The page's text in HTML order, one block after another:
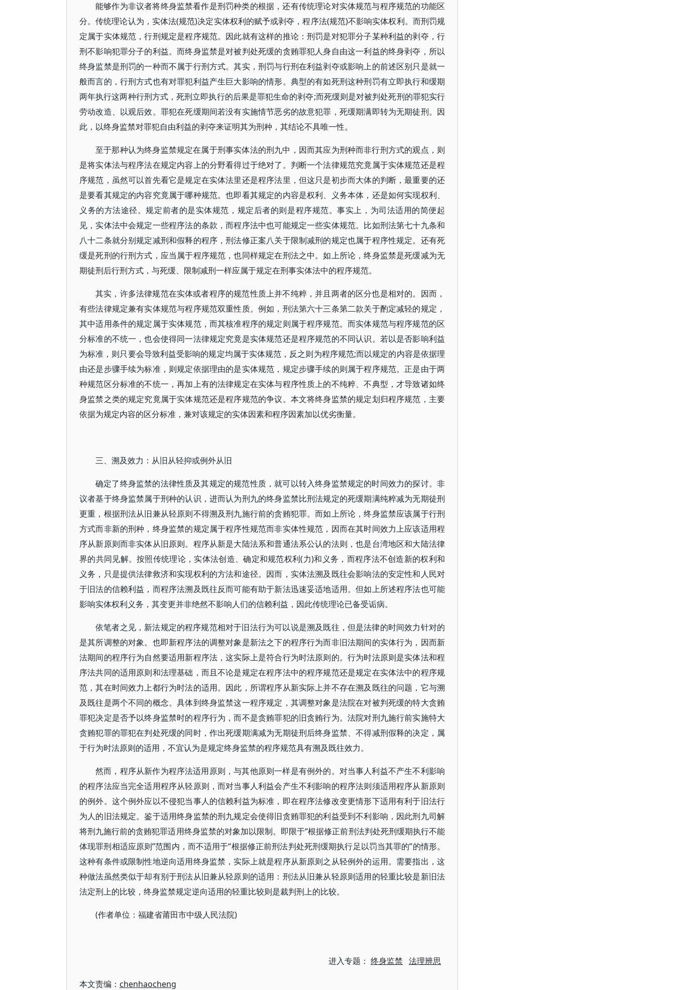
能够作为非议者将终身监禁看作是刑罚种类的根据，还有传统理论对实体规范与程序规范的功能区
分。传统理论认为，实体法(规范)决定实体权利的赋予或剥夺，程序法(规范)不影响实体权利。而刑罚规
定属于实体规范，行刑规定是程序规范。因此就有这样的推论：刑罚是对犯罪分子某种利益的剥夺，行
刑不影响犯罪分子的利益。而终身监禁是对被判处死缓的贪贿罪犯人身自由这一利益的终身剥夺，所以
终身监禁是刑罚的一种而不属于行刑方式。其实，刑罚与行刑在利益剥夺或影响上的前述区别只是就一
般而言的，行刑方式也有对罪犯利益产生巨大影响的情形。典型的有如死刑这种刑罚有立即执行和缓期
两年执行这两种行刑方式，死刑立即执行的后果是罪犯生命的剥夺;而死缓则是对被判处死刑的罪犯实行
劳动改造、以观后效。罪犯在死缓期间若没有实施情节恶劣的故意犯罪，死缓期满即转为无期徒刑。因
此，以终身监禁对罪犯自由利益的剥夺来证明其为刑种，其结论不具唯一性。
至于那种认为终身监禁规定在属于刑事实体法的刑九中，因而其应为刑种而非行刑方式的观点，则
是将实体法与程序法在规定内容上的分野看得过于绝对了。判断一个法律规范究竟属于实体规范还是程
序规范，虽然可以首先看它是规定在实体法里还是程序法里，但这只是初步而大体的判断，最重要的还
是要看其规定的内容究竟属于哪种规范。也即看其规定的内容是权利、义务本体，还是如何实现权利、
义务的方法途径。规定前者的是实体规范，规定后者的则是程序规范。事实上，为司法适用的简便起
见，实体法中会规定一些程序法的条款，而程序法中也可能规定一些实体规范。比如刑法第七十九条和
八十二条就分别规定减刑和假释的程序，刑法修正案八关于限制减刑的规定也属于程序性规定。还有死
缓是死刑的行刑方式，应当属于程序规范，也同样规定在刑法之中。如上所论，终身监禁是死缓减为无
期徒刑后行刑方式，与死缓、限制减刑一样应属于规定在刑事实体法中的程序规范。
其实，许多法律规范在实体或者程序的规范性质上并不纯粹，并且两者的区分也是相对的。因而，
有些法律规定兼有实体规范与程序规范双重性质。例如，刑法第六十三条第二款关于酌定减轻的规定，
其中适用条件的规定属于实体规范，而其核准程序的规定则属于程序规范。而实体规范与程序规范的区
分标准的不统一，也会使得同一法律规定究竟是实体规范还是程序规范的不同认识。若以是否影响利益
为标准，则只要会导致利益受影响的规定均属于实体规范，反之则为程序规范;而以规定的内容是依据理
由还是步骤手续为标准，则规定依据理由的是实体规范，规定步骤手续的则属于程序规范。正是由于两
种规范区分标准的不统一，再加上有的法律规定在实体与程序性质上的不纯粹、不典型，才导致诸如终
身监禁之类的规定究竟属于实体规范还是程序规范的争议。本文将终身监禁的规定划归程序规范，主要
依据为规定内容的区分标准，兼对该规定的实体因素和程序因素加以优劣衡量。
三、溯及效力：从旧从轻抑或例外从旧
确定了终身监禁的法律性质及其规定的规范性质，就可以转入终身监禁规定的时间效力的探讨。非
议者基于终身监禁属于刑种的认识，进而认为刑九的终身监禁比刑法规定的死缓期满纯粹减为无期徒刑
更重，根据刑法从旧兼从轻原则不得溯及刑九施行前的贪贿犯罪。而如上所论，终身监禁应该属于行刑
方式而非新的刑种，终身监禁的规定属于程序性规范而非实体性规范，因而在其时间效力上应该适用程
序从新原则而非实体从旧原则。程序从新是大陆法系和普通法系公认的法则，也是台湾地区和大陆法律
界的共同见解。按照传统理论，实体法创造、确定和规范权利(力)和义务，而程序法不创造新的权利和
义务，只是提供法律救济和实现权利的方法和途径。因而，实体法溯及既往会影响法的安定性和人民对
于旧法的信赖利益，而程序法溯及既往反而可能有助于新法迅速妥适地适用。但如上所述程序法也可能
影响实体权利义务，其变更并非绝然不影响人们的信赖利益，因此传统理论已备受诟病。
依笔者之见，新法规定的程序规范相对于旧法行为可以说是溯及既往，但是法律的时间效力针对的
是其所调整的对象。也即新程序法的调整对象是新法之下的程序行为而非旧法期间的实体行为，因而新
法期间的程序行为自然要适用新程序法，这实际上是符合行为时法原则的。行为时法原则是实体法和程
序法共同的适用原则和法理基础，而且不论是规定在程序法中的程序规范还是规定在实体法中的程序规
范，其在时间效力上都行为时法的适用。因此，所谓程序从新实际上并不存在溯及既往的问题，它与溯
及既往是两个不同的概念。具体到终身监禁这一程序规定，其调整对象是法院在对被判死缓的特大贪贿
罪犯决定是否予以终身监禁时的程序行为，而不是贪贿罪犯的旧贪贿行为。法院对刑九施行前实施特大
贪贿犯罪的罪犯在判处死缓的同时，作出死缓期满减为无期徒刑后终身监禁、不得减刑假释的决定，属
于行为时法原则的适用，不宜认为是规定终身监禁的程序规范具有溯及既往效力。
然而，程序从新作为程序法适用原则，与其他原则一样是有例外的。对当事人利益不产生不利影响
的程序法应当完全适用程序从轻原则，而对当事人利益会产生不利影响的程序法则须适用程序从新原则
的例外。这个例外应以不侵犯当事人的信赖利益为标准，即在程序法修改变更情形下适用有利于旧法行
为人的旧法规定。鉴于适用终身监禁的刑九规定会使得旧贪贿罪犯的利益受到不利影响，因此刑九司解
将刑九施行前的贪贿犯罪适用终身监禁的对象加以限制。即限于“根据修正前刑法判处死刑缓期执行不能
体现罪刑相适应原则”范围内，而不适用于“根据修正前刑法判处死刑缓期执行足以罚当其罪的”的情形。
这种有条件或限制性地逆向适用终身监禁，实际上就是程序从新原则之从轻例外的运用。需要指出，这
种做法虽然类似于却有别于刑法从旧兼从轻原则的适用：刑法从旧兼从轻原则适用的轻重比较是新旧法
法定刑上的比较，终身监禁规定逆向适用的轻重比较则是裁判刑上的比较。
(作者单位：福建省莆田市中级人民法院)
进入专题： 终身监禁 法理辨思
本文责编： chenhaocheng